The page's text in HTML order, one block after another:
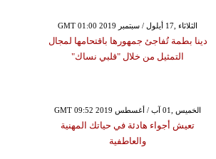
GMT 01:00 2019 الثلاثاء ,17 أيلول / سبتمبر
دينا بطمة تُفاجئ جمهورها باقتحامها لمجال
التمثيل من خلال "قلبي نساك"
GMT 09:52 2019 الخميس ,01 آب / أغسطس
تعيش أجواء هادئة في حياتك المهنية
والعاطفية